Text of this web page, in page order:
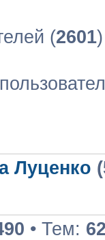
(2601
Луценко
• Тем: